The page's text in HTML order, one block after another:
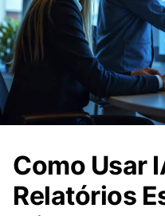
Como Usar
Relatórios